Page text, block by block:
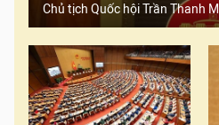
Chủ tịch Quốc hội Trần Thanh